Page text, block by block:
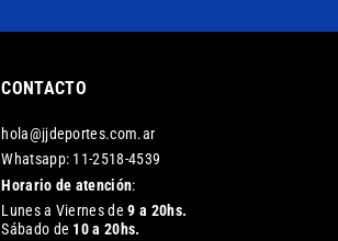
CONTACTO
hola@jjdeportes.com.ar
Whatsapp: 11-2518-4539
Horario de atención:
Lunes a Viernes de9 a 20hs.
Sábado de 10 a 20hs.